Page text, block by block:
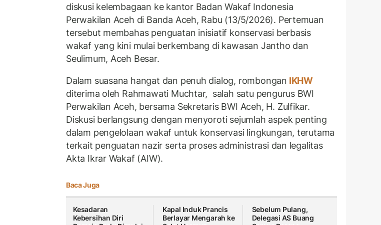
diskusi kelembagaan ke kantor Badan Wakaf Indonesia
Perwakilan Aceh di Banda Aceh, Rabu (13/5/2026). Pertemuan
tersebut membahas penguatan inisiatif konservasi berbasis
wakaf yang kini mulai berkembang di kawasan Jantho dan
Seulimum, Aceh Besar.
Dalam suasana hangat dan penuh dialog, rombongan IKHW
diterima oleh Rahmawati Muchtar, salah satu pengurus BWI
Perwakilan Aceh, bersama Sekretaris BWI Aceh, H. Zulfikar.
Diskusi berlangsung dengan menyoroti sejumlah aspek penting
dalam pengelolaan wakaf untuk konservasi lingkungan, terutama
terkait penguatan nazir serta proses administrasi dan legalitas
Akta Ikrar Wakaf (AIW).
Baca Juga
Kesadaran
Kebersihan Diri
Kapal Induk Prancis
Berlayar Mengarah ke
Sebelum Pulang,
Delegasi AS Buang